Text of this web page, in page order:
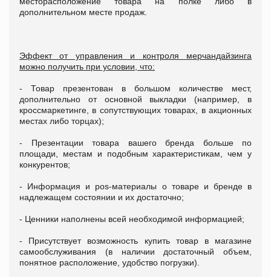
дополнительном месте продаж.
Эффект от управления и контроля мерчандайзинга
можно получить при условии, что:
- Товар презентован в большом количестве мест,
дополнительно от основной выкладки (например, в
кроссмаркетинге, в сопутствующих товарах, в акционных
местах либо торцах);
- Презентации товара вашего бренда больше по
площади, местам и подобным характеристикам, чем у
конкурентов;
- Информация и pos-материалы о товаре и бренде в
надлежащем состоянии и их достаточно;
- Ценники наполнены всей необходимой информацией;
- Присутствует возможность купить товар в магазине
самообслуживания (в наличии достаточный объем,
понятное расположение, удобство погрузки).